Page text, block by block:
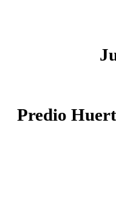
Predio